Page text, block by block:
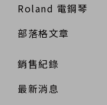
Roland 電鋼琴
部落格文章
銷售紀錄
最新消息